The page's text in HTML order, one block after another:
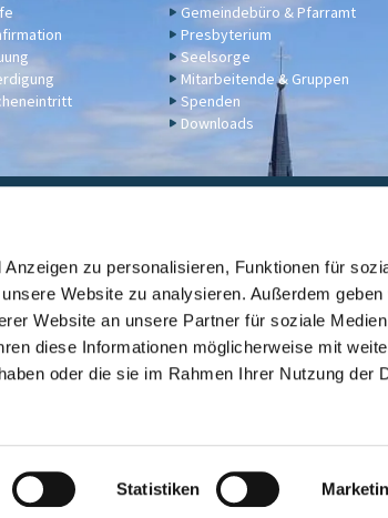
zu personalisieren, Funktionen für
Website zu analysieren. Außerdem geben
Website an unsere Partner für soziale
diese Informationen möglicherweise mit
oder die sie im Rahmen Ihrer Nutzung der
Statistiken
Gemeindebüro & Pfarramt
Presbyterium
Seelsorge
Mitarbeitende & Gruppen
Spenden
Downloads
(Bank für Kirche und Diakonie), IBAN: DE14 3506 0190 6531
Kontaktinformationenev. Kirche Engers
der evangelischen Kirchengemeinden der Stadt